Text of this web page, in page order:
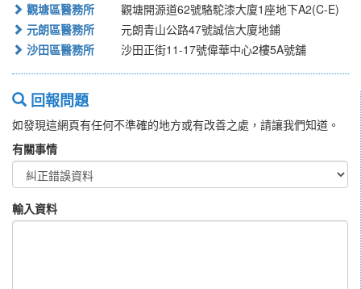
觀塘區醫務所
觀塘開源道62號駱駝漆大廈1座地下A2(C-E)
元朗區醫務所
元朗青山公路47號誠信大廈地鋪
沙田區醫務所
沙田正街11-17號偉華中心2樓5A號舖
回報問題
如發現這網頁有任何不準確的地方或有改善之處，請讓我們知道。
有關事情
輸入資料